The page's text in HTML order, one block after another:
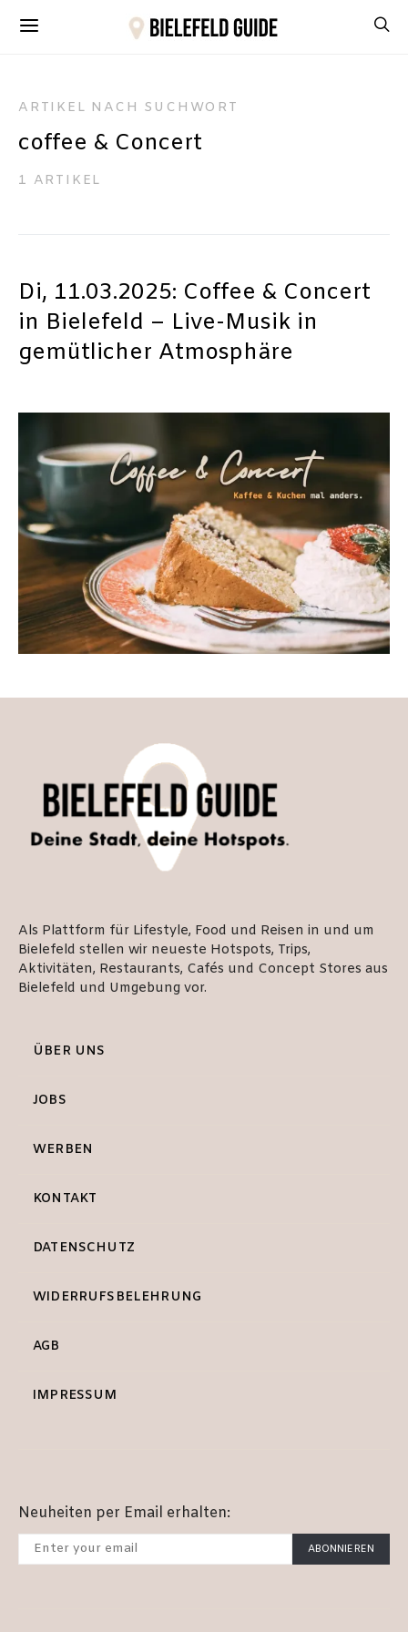
ARTIKEL NACH SUCHWORT
coffee & Concert
1 ARTIKEL
Di, 11.03.2025: Coffee & Concert
in Bielefeld – Live-Musik in
gemütlicher Atmosphäre
Als Plattform für Lifestyle, Food und Reisen in und um
Bielefeld stellen wir neueste Hotspots, Trips,
Aktivitäten, Restaurants, Cafés und Concept Stores aus
Bielefeld und Umgebung vor.
ÜBER UNS
JOBS
WERBEN
KONTAKT
DATENSCHUTZ
WIDERRUFSBELEHRUNG
AGB
IMPRESSUM
Neuheiten per Email erhalten:
ABONNIEREN